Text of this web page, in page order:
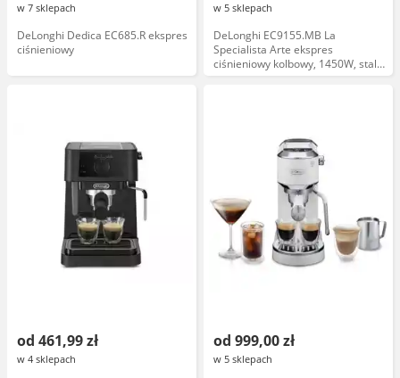
w 7 sklepach
DeLonghi Dedica EC685.R ekspres
ciśnieniowy
w 5 sklepach
DeLonghi EC9155.MB La
Specialista Arte ekspres
ciśnieniowy kolbowy, 1450W, stal
nierdzewna
od 461,99 zł
w 4 sklepach
od 999,00 zł
w 5 sklepach